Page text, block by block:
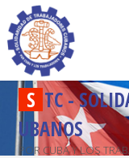
S TC-SOLID
U BANOS
POR CUBA Y LOS